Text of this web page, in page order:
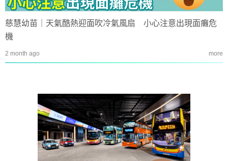
慈慧幼苗｜天氣酷熱迎面吹冷氣風扇 小心注意出現面癱危
機
2 month ago more